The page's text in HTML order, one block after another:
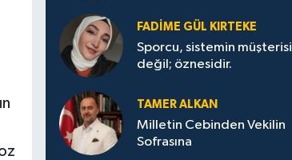
FADIME GÜL KIRTEKE
Sporcu, sistemin müşterisi
değil; öznesidir.
TAMER ALKAN
Milletin Cebinden Vekilin
Sofrasına